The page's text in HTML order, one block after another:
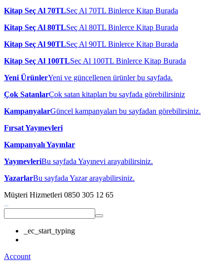
Kitap Seç Al 70TLSeç Al 70TL Binlerce Kitap Burada
Kitap Seç Al 80TLSeç Al 80TL Binlerce Kitap Burada
Kitap Seç Al 90TLSeç Al 90TL Binlerce Kitap Burada
Kitap Seç Al 100TLSeç Al 100TL Binlerce Kitap Burada
Yeni ÜrünlerYeni ve güncellenen ürünler bu sayfada.
Çok SatanlarÇok satan kitapları bu sayfada görebilirsiniz
KampanyalarGüncel kampanyaları bu sayfadan görebilirsiniz.
Fırsat Yayınevleri
Kampanyalı Yayınlar
YayınevleriBu sayfada Yayınevi arayabilirsiniz.
YazarlarBu sayfada Yazar arayabilirsiniz.
Müşteri Hizmetleri 0850 305 12 65
_ec_start_typing
Account